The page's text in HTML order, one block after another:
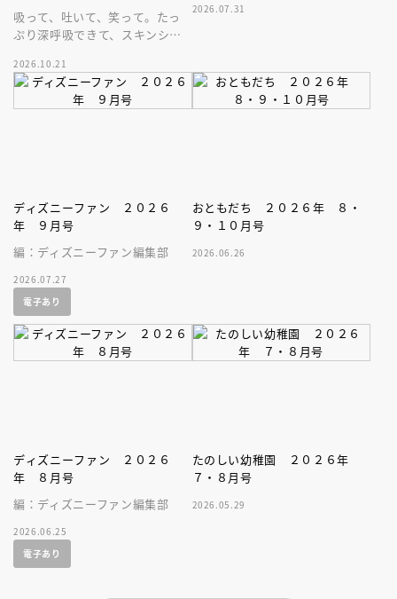
吸って、吐いて、笑って。たっ
ぷり深呼吸できて、スキンシッ
家、キボリノコンノ初のファー
ストブック。
2026.10.21
2026.07.31
ディズニーファン ２０２６
年 ９月号
編：ディズニーファン編集部
2026.07.27
電子あり
おともだち ２０２６年 ８・
９・１０月号
2026.06.26
ディズニーファン ２０２６
年 ８月号
編：ディズニーファン編集部
2026.06.25
電子あり
たのしい幼稚園 ２０２６年
７・８月号
2026.05.29